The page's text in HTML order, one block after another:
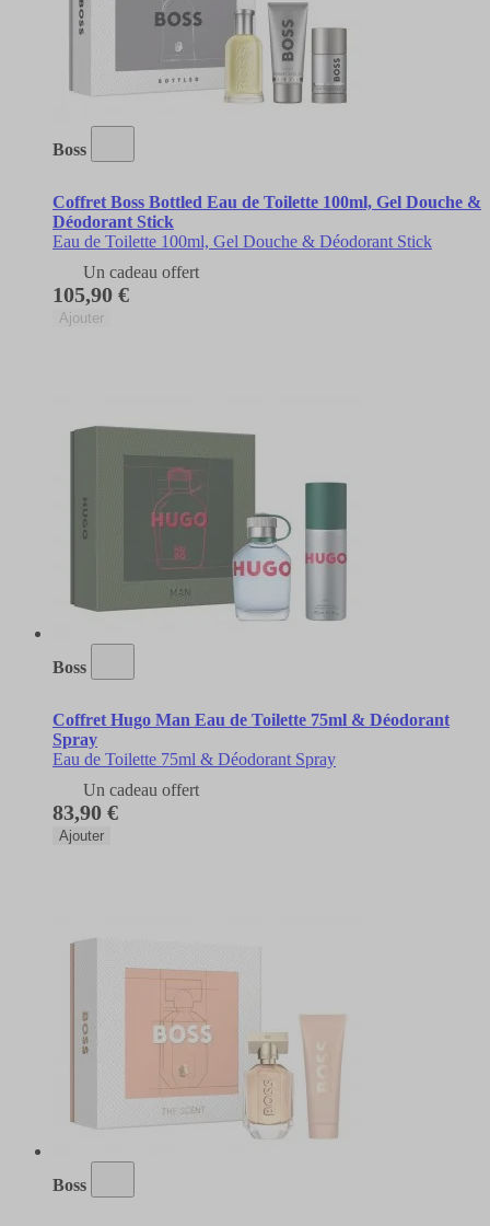
Boss
Coffret Boss Bottled Eau de Toilette 100ml, Gel Douche &
Déodorant Stick
Eau de Toilette 100ml, Gel Douche & Déodorant Stick
Un cadeau offert
105,90 €
Ajouter
Boss
Coffret Hugo Man Eau de Toilette 75ml & Déodorant
Spray
Eau de Toilette 75ml & Déodorant Spray
Un cadeau offert
83,90 €
Ajouter
Boss